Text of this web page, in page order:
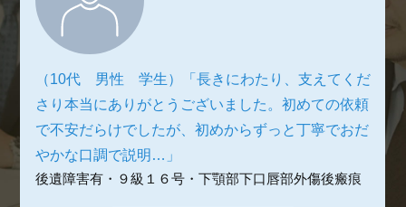
（10代 男性 学生）「長きにわたり、支えてくだ
さり本当にありがとうございました。初めての依頼
で不安だらけでしたが、初めからずっと丁寧でおだ
やかな口調で説明…」
後遺障害有・９級１６号・下顎部下口唇部外傷後瘢痕